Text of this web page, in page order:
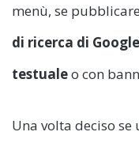
menù, se
di ricerca di Google
testualeo con
Una volta deciso se